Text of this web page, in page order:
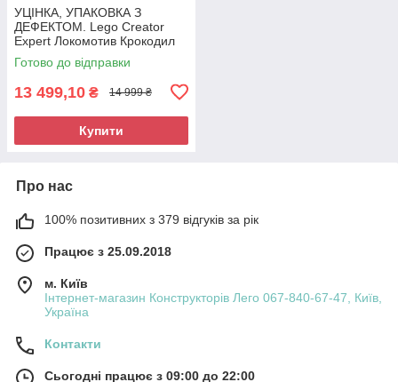
УЦІНКА, УПАКОВКА З
ДЕФЕКТОМ. Lego Creator
Expert Локомотив Крокодил
10277
Готово до відправки
13 499,10 ₴ 14 999 ₴
Купити
Про нас
100% позитивних з 379 відгуків за рік
Працює з 25.09.2018
м. Київ
Інтернет-магазин Конструкторів Лего 067-840-67-47, Київ,
Україна
Контакти
Сьогодні працює з 09:00 до 22:00